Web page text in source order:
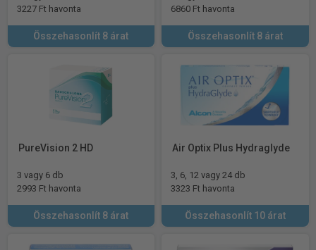
3227 Ft havonta
Összehasonlít 8 árat
6860 Ft havonta
Összehasonlít 8 árat
PureVision 2 HD
3 vagy 6 db
2993 Ft havonta
Összehasonlít 8 árat
Air Optix Plus Hydraglyde
3, 6, 12 vagy 24 db
3323 Ft havonta
Összehasonlít 10 árat